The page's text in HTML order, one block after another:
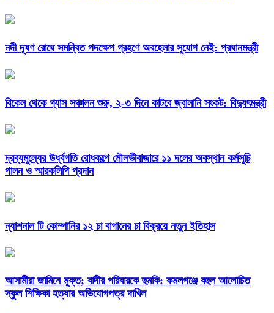
নদী দূষণ রোধে সমন্বিত পদক্ষেপ গ্রহণে অবহেলার সুযোগ নেই: প্রধানমন্ত্রী
বিকেল থেকে গ্যাস সঞ্চালন শুরু, ২-৩ দিনে কাটবে জ্বালানি সংকট: বিদ্যুৎমন্ত্রী
দ্রব্যমূল্যের ঊর্ধ্বগতি রোধকল্পে মৌলভীবাজারে ১১ দলের অবস্থান কর্মসূচি
পালন ও স্মারকলিপি প্রদান
ন্যাশনাল টি কোম্পানির ১২ চা বাগানের চা বিক্রয়ে নতুন ইতিহাস
আসামীরা জামিনে মুক্ত; বাদীর পরিবারকে হুমকি: কমলগঞ্জে বহুল আলোচিত
স্কুল শিক্ষিকা হত্যার অভিযোগপত্র দাখিল